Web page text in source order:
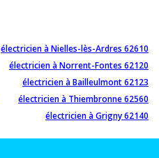
électricien à Nielles-lès-Ardres 62610
électricien à Norrent-Fontes 62120
électricien à Bailleulmont 62123
électricien à Thiembronne 62560
électricien à Grigny 62140